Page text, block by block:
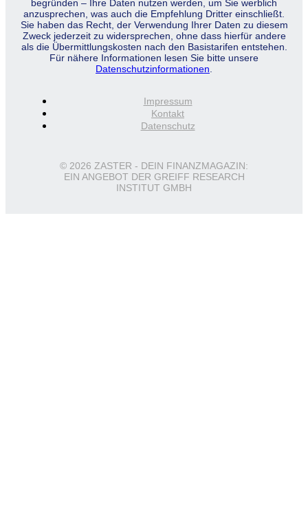
begründen – Ihre Daten nutzen werden, um Sie werblich
anzusprechen, was auch die Empfehlung Dritter einschließt.
Sie haben das Recht, der Verwendung Ihrer Daten zu diesem
Zweck jederzeit zu widersprechen, ohne dass hierfür andere
als die Übermittlungskosten nach den Basistarifen entstehen.
Für nähere Informationen lesen Sie bitte unsere
Datenschutzinformationen
Impressum
Kontakt
Datenschutz
© 2026 ZASTER - DEIN FINANZMAGAZIN:
EIN ANGEBOT DER GREIFF RESEARCH
INSTITUT GMBH